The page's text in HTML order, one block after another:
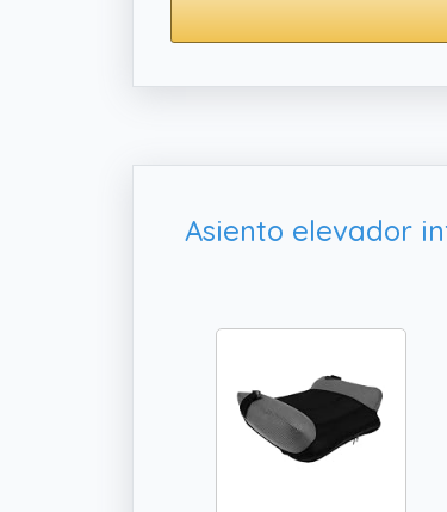
Asiento elevador